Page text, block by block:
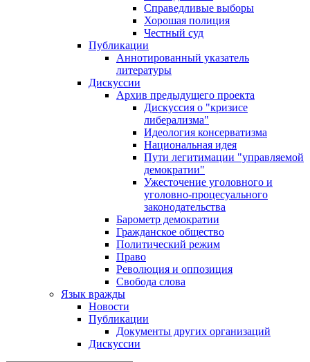
Справедливые выборы
Хорошая полиция
Честный суд
Публикации
Аннотированный указатель
литературы
Дискуссии
Архив предыдущего проекта
Дискуссия о "кризисе
либерализма"
Идеология консерватизма
Национальная идея
Пути легитимации "управляемой
демократии"
Ужесточение уголовного и
уголовно-процесуального
законодательства
Барометр демократии
Гражданское общество
Политический режим
Право
Революция и оппозиция
Свобода слова
Язык вражды
Новости
Публикации
Документы других организаций
Дискуссии